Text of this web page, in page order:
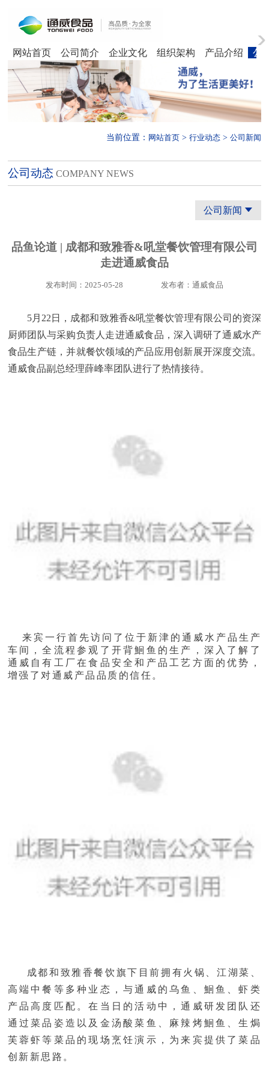
网站首页 公司简介 企业文化 组织架构 产品介绍 公
当前位置： 网站首页 >行业动态 >公司新闻
公司动态 COMPANY NEWS
公司新闻 
品鱼论道 | 成都和致雅香&吼堂餐饮管理有限公司
走进通威食品
发布时间：2025-05-28 发布者：通威食品
5月22日，成都和致雅香&吼堂餐饮管理有限公司的资深
厨师团队与采购负责人走进通威食品，深入调研了通威水产
食品生产链，并就餐饮领域的产品应用创新展开深度交流。
通威食品副总经理薛峰率团队进行了热情接待。
来宾一行首先访问了位于新津的通威水产品生产
车间，全流程参观了开背鮰鱼的生产，深入了解了
通威自有工厂在食品安全和产品工艺方面的优势，
增强了对通威产品品质的信任。
成都和致雅香餐饮旗下目前拥有火锅、江湖菜、
高端中餐等多种业态，与通威的乌鱼、鮰鱼、虾类
产品高度匹配。在当日的活动中，通威研发团队还
通过菜品姿造以及金汤酸菜鱼、麻辣烤鮰鱼、生焗
芙蓉虾等菜品的现场烹饪演示，为来宾提供了菜品
创新新思路。